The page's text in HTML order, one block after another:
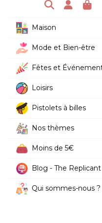
Maison
Mode et Bien-être
Fêtes et
Loisirs
Pistolets à billes
Nos thèmes
Moins de 5€
Blog - The Replicant
Qui sommes-nous ?